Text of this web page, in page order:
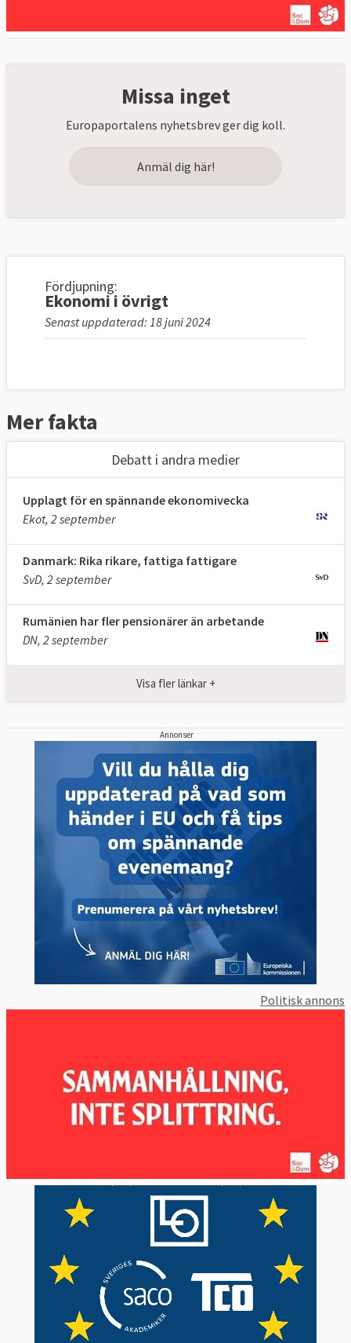
Missa inget
Europaportalens nyhetsbrev ger dig koll.
Anmäl dig här!
Fördjupning:
Ekonomi i övrigt
Senast uppdaterad: 18 juni 2024
Mer fakta
Debatt i andra medier
Upplagt för en spännande ekonomivecka
Ekot, 2 september
Danmark: Rika rikare, fattiga fattigare
SvD, 2 september
Rumänien har fler pensionärer än arbetande
DN, 2 september
Visa fler länkar +
Annonser
Politisk annons